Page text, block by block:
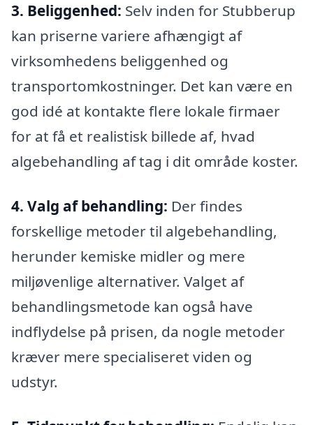
3. Beliggenhed: Selv inden for Stubberup
kan priserne variere afhængigt af
virksomhedens beliggenhed og
transportomkostninger. Det kan være en
god idé at kontakte flere lokale firmaer
for at få et realistisk billede af, hvad
algebehandling af tag i dit område koster.
4. Valg af behandling: Der findes
forskellige metoder til algebehandling,
herunder kemiske midler og mere
miljøvenlige alternativer. Valget af
behandlingsmetode kan også have
indflydelse på prisen, da nogle metoder
kræver mere specialiseret viden og
udstyr.